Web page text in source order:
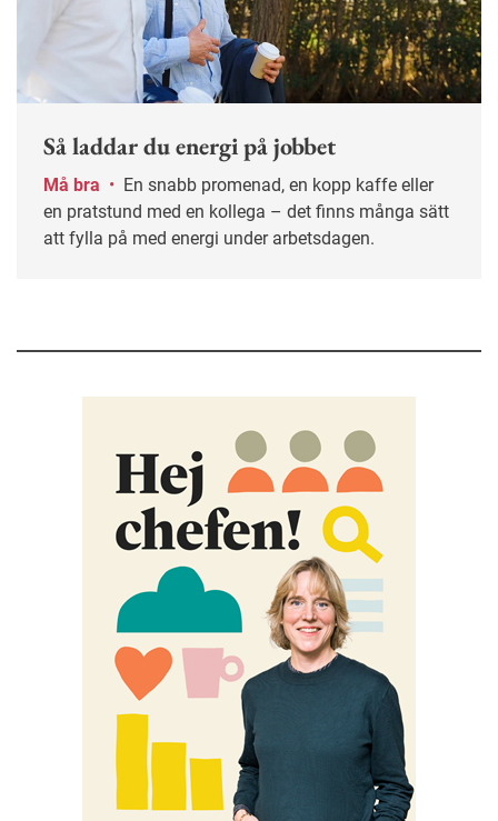
Så laddar du energi på jobbet
Må bra •
en pratstund med en kollega – det finns många sätt
att fylla på med energi under arbetsdagen.